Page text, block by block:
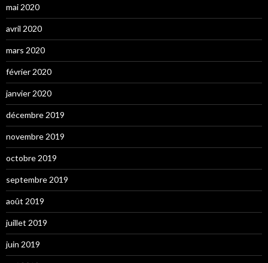
mai 2020
avril 2020
mars 2020
février 2020
janvier 2020
décembre 2019
novembre 2019
octobre 2019
septembre 2019
août 2019
juillet 2019
juin 2019